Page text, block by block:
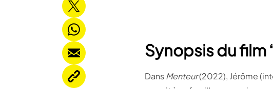
Synopsis du film
DansMenteur(2022), Jérôme